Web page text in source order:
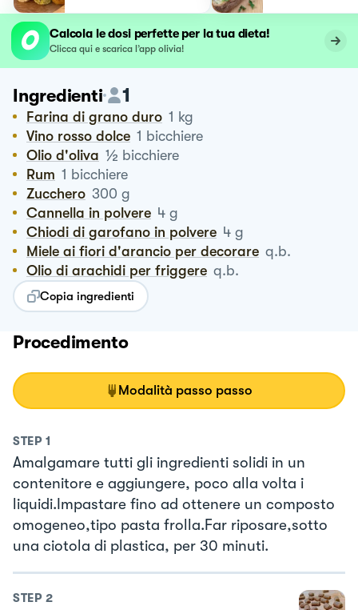
Calcola le dosi perfette per la tua dieta!
Clicca qui e scarica l’app olivia!
Ingredienti 1
Farina di grano duro 1 kg
Vino rosso dolce 1 bicchiere
Olio d'oliva ½ bicchiere
Rum 1 bicchiere
Zucchero 300 g
Cannella in polvere 4 g
Chiodi di garofano in polvere 4 g
Miele ai fiori d'arancio per decorare q.b.
Olio di arachidi per friggere q.b.
Copia ingredienti
Procedimento
Modalità passo passo
STEP 1
Amalgamare tutti gli ingredienti solidi in un
contenitore e aggiungere, poco alla volta i
liquidi.Impastare fino ad ottenere un composto
omogeneo,tipo pasta frolla.Far riposare,sotto
una ciotola di plastica, per 30 minuti.
STEP 2